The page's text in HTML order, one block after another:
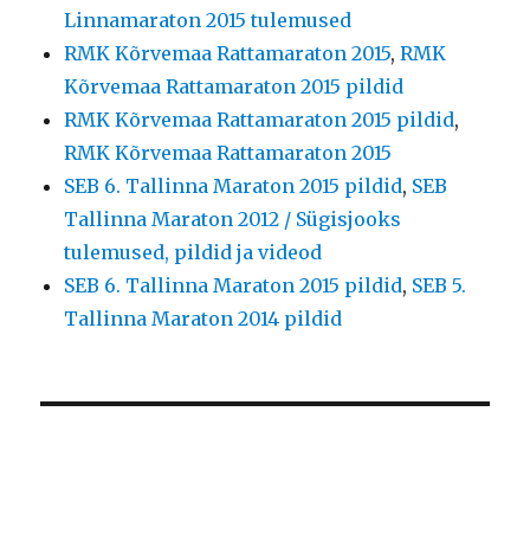
Linnamaraton 2015 tulemused
RMK Kõrvemaa Rattamaraton 2015,RMK
Kõrvemaa Rattamaraton 2015 pildid
RMK Kõrvemaa Rattamaraton 2015 pildid,
RMK Kõrvemaa Rattamaraton 2015
SEB 6. Tallinna Maraton 2015 pildid, SEB
Tallinna Maraton 2012 / Sügisjooks
tulemused, pildid ja videod
SEB 6. Tallinna Maraton 2015 pildid, SEB 5.
Tallinna Maraton 2014 pildid